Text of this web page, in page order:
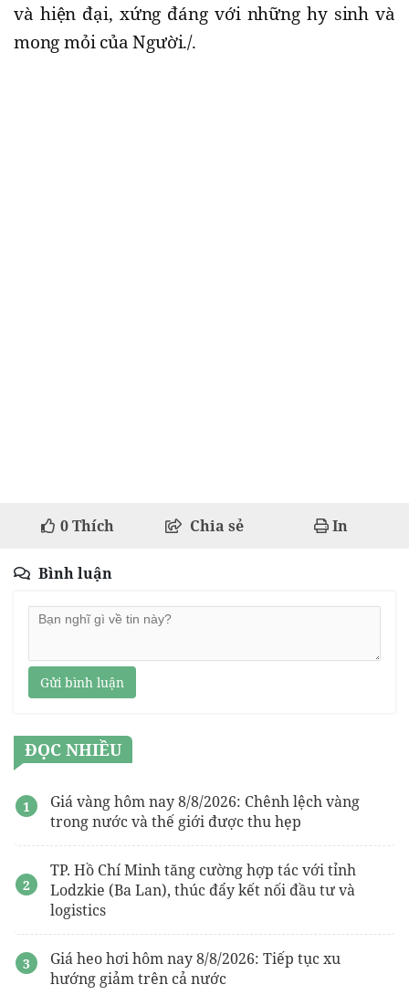
và hiện đại, xứng đáng với những hy sinh và
mong mỏi của Người./.
0Thích Chia sẻ In
Bình luận
Gửi bình luận
ĐỌC NHIỀU
Giá vàng hôm nay 8/8/2026: Chênh lệch vàng
trong nước và thế giới được thu hẹp
TP. Hồ Chí Minh tăng cường hợp tác với tỉnh
Lodzkie (Ba Lan), thúc đẩy kết nối đầu tư và
logistics
Giá heo hơi hôm nay 8/8/2026: Tiếp tục xu
hướng giảm trên cả nước